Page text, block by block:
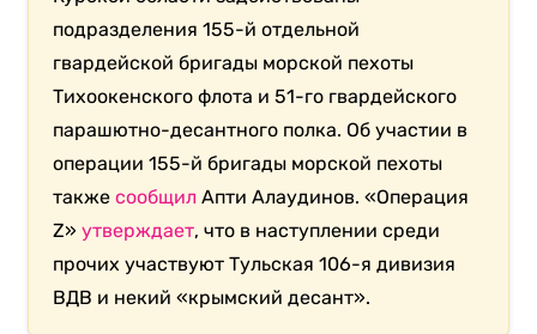
подразделения 155-й отдельной
гвардейской бригады морской пехоты
Тихоокенского флота и 51-го гвардейского
парашютно-десантного полка. Об участии в
операции 155-й бригады морской пехоты
такжесообщил Апти Алаудинов. «Операция
Z»утверждает, что в наступлении среди
прочих участвуют Тульская 106-я дивизия
ВДВ и некий «крымский десант».